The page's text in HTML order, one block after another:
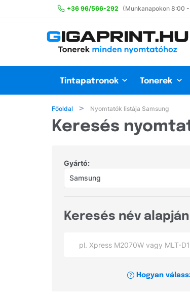
+36 96/566-292 (Munkanapokon 8:00
Tintapatronok Tonerek
Főoldal Nyomtatók listája Samsung
Keresés
Gyártó:
Samsung
Samsung
Keresés név alapján
Hogyan